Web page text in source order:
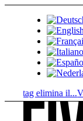
elimina il...Valore